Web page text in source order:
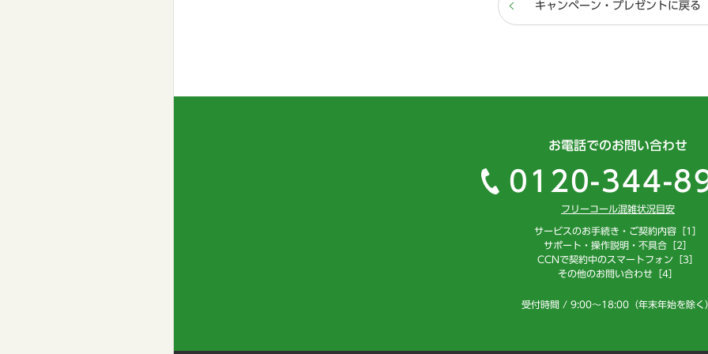
キャンペーン・プレゼントに戻る
お電話でのお問い合わせ
0120-344-
フリーコール混雑状況目安
サービスのお手続き・ご契約内容［1］
サポート・操作説明・不具合［2］
CCNで契約中のスマートフォン［3］
その他のお問い合わせ［4］
受付時間 / 9:00～18:00（年末年始を除く